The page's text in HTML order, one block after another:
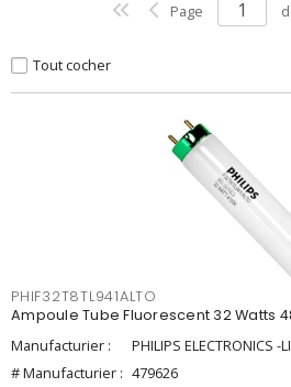
Page
Tout cocher
PHIF32T8TL941ALTO
Ampoule Tube Fluorescent 32 Watts
Manufacturier :
PHILIPS ELECTRONICS -
# Manufacturier : 479626